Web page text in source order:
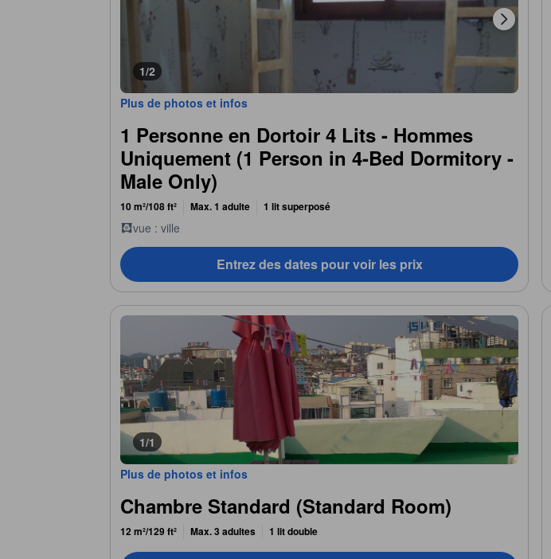
1/2
Plus de photos et infos
1 Personne en Dortoir 4 Lits - Hommes
Uniquement (1 Person in 4-Bed Dormitory -
Male Only)
10 m²/108 ft² Max. 1 adulte 1 lit superposé
vue : ville
Entrez des dates pour voir les prix
1/1
Plus de photos et infos
Chambre Standard (Standard Room)
12 m²/129 ft² Max. 3 adultes 1 lit double